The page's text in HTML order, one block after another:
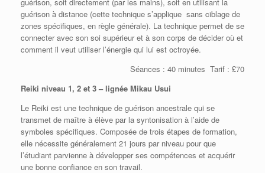
guérison à distance (cette technique s’applique sans ciblage de
zones spécifiques, en règle générale). La technique permet de se
connecter avec son soi supérieur et à son corps de décider où et
comment il veut utiliser l’énergie qui lui est octroyée.
Séances : 40 minutes Tarif : £70
Reiki niveau 1, 2 et 3 – lignée Mikau Usui
Le Reiki est une technique de guérison ancestrale qui se
transmet de maître à élève par la syntonisation à l’aide de
symboles spécifiques. Composée de trois étapes de formation,
elle nécessite généralement 21 jours par niveau pour que
l’étudiant parvienne à développer ses compétences et acquérir
une bonne confiance en son travail.